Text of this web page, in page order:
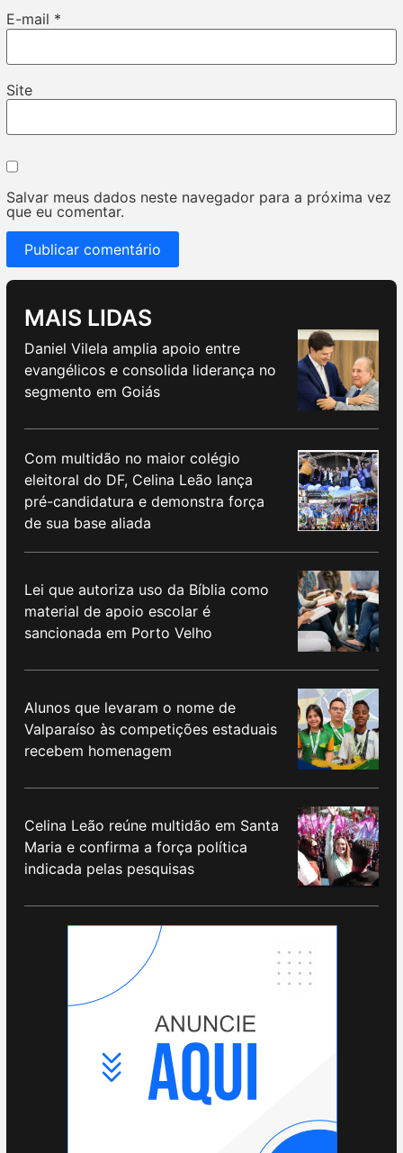
E-mail *
Site
Salvar meus dados neste navegador para a próxima vez
que eu comentar.
MAIS LIDAS
Daniel Vilela amplia apoio entre
evangélicos e consolida liderança no
segmento em Goiás
Com multidão no maior colégio
eleitoral do DF, Celina Leão lança
pré-candidatura e demonstra força
de sua base aliada
Lei que autoriza uso da Bíblia como
material de apoio escolar é
sancionada em Porto Velho
Alunos que levaram o nome de
Valparaíso às competições estaduais
recebem homenagem
Celina Leão reúne multidão em Santa
Maria e confirma a força política
indicada pelas pesquisas